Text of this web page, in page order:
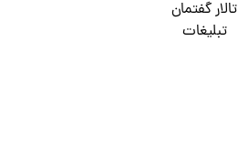
تالار گفتمان
تبلیغات